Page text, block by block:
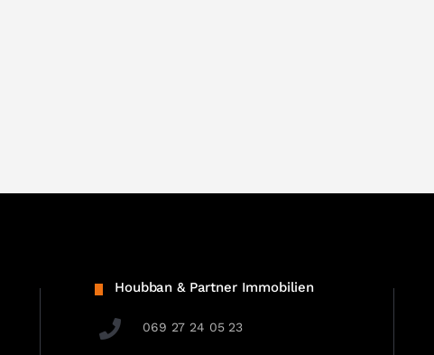
Houbban & Partner Immobilien
069 27 24 05 23